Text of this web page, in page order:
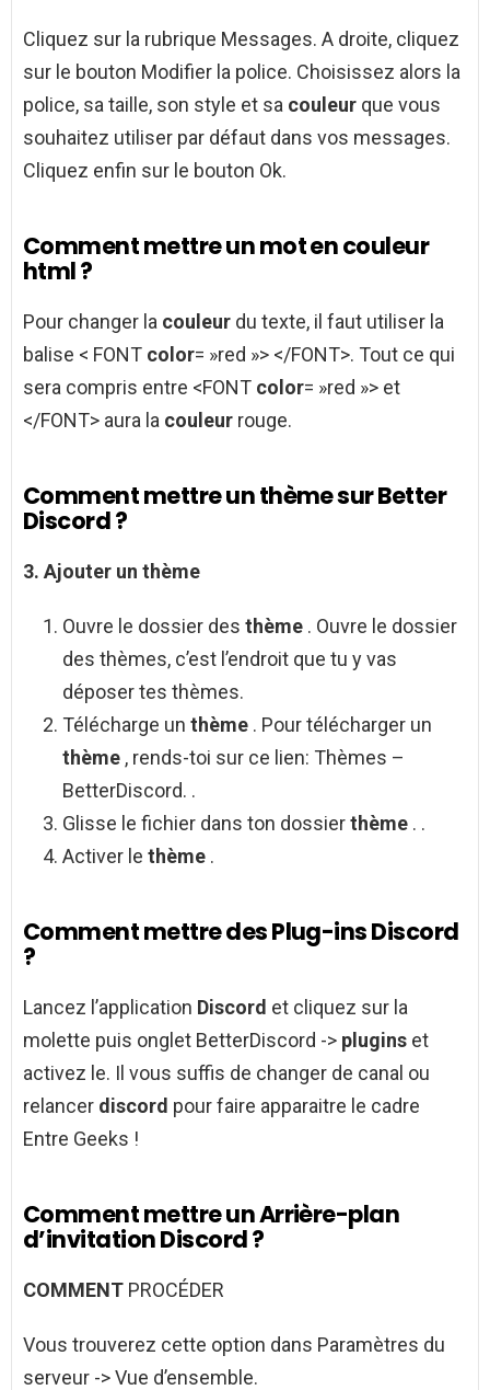
Cliquez sur la rubrique Messages. A droite, cliquez
sur le bouton Modifier la police. Choisissez alors la
police, sa taille, son style et sa couleur que vous
souhaitez utiliser par défaut dans vos messages.
Cliquez enfin sur le bouton Ok.
Comment mettre un mot en couleur
html ?
Pour changer la couleur du texte, il faut utiliser la
balise < FONT color= »red »> </FONT>. Tout ce qui
sera compris entre <FONT color= »red »> et
</FONT> aura la couleur rouge.
Comment mettre un thème sur Better
Discord ?
3. Ajouter un thème
Ouvre le dossier des thème . Ouvre le dossier
des thèmes, c’est l’endroit que tu y vas
déposer tes thèmes.
Télécharge un thème . Pour télécharger un
thème , rends-toi sur ce lien: Thèmes –
BetterDiscord. .
Glisse le fichier dans ton dossierthème . .
Activer le thème .
Comment mettre des Plug-ins Discord
?
Lancez l’application Discord et cliquez sur la
molette puis onglet BetterDiscord -> plugins et
activez le. Il vous suffis de changer de canal ou
relancer discord pour faire apparaitre le cadre
Entre Geeks !
Comment mettre un Arrière-plan
d’invitation Discord ?
COMMENT PROCÉDER
Vous trouverez cette option dans Paramètres du
serveur -> Vue d’ensemble.